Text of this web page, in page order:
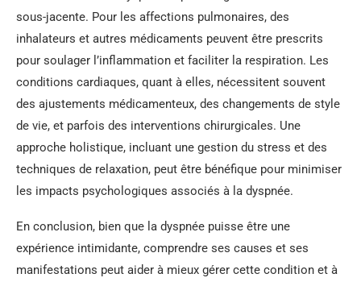
sous-jacente. Pour les affections pulmonaires, des
inhalateurs et autres médicaments peuvent être prescrits
pour soulager l’inflammation et faciliter la respiration. Les
conditions cardiaques, quant à elles, nécessitent souvent
des ajustements médicamenteux, des changements de style
de vie, et parfois des interventions chirurgicales. Une
approche holistique, incluant une gestion du stress et des
techniques de relaxation, peut être bénéfique pour minimiser
les impacts psychologiques associés à la dyspnée.
En conclusion, bien que la dyspnée puisse être une
expérience intimidante, comprendre ses causes et ses
manifestations peut aider à mieux gérer cette condition et à